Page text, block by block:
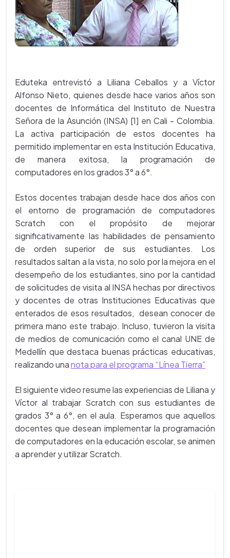
Eduteka entrevistó a Liliana Ceballos y a Víctor
Alfonso Nieto, quienes desde hace varios años son
docentes de Informática del Instituto de Nuestra
Señora de la Asunción (INSA) [1] en Cali - Colombia.
La activa participación de estos docentes ha
permitido implementar en esta Institución Educativa,
de manera exitosa, la programación de
computadores en los grados 3° a 6°.
Estos docentes trabajan desde hace dos años con
el entorno de programación de computadores
Scratch con el propósito de mejorar
significativamente las habilidades de pensamiento
de orden superior de sus estudiantes. Los
resultados saltan a la vista, no solo por la mejora en el
desempeño de los estudiantes, sino por la cantidad
de solicitudes de visita al INSA hechas por directivos
y docentes de otras Instituciones Educativas que
enterados de esos resultados, desean conocer de
primera mano este trabajo. Incluso, tuvieron la visita
de medios de comunicación como el canal UNE de
Medellín que destaca buenas prácticas educativas,
realizando unanota para el programa “Línea Tierra”
El siguiente video resume las experiencias de Liliana y
Víctor al trabajar Scratch con sus estudiantes de
grados 3° a 6°, en el aula. Esperamos que aquellos
docentes que desean implementar la programación
de computadores en la educación escolar, se animen
a aprender y utilizar Scratch.